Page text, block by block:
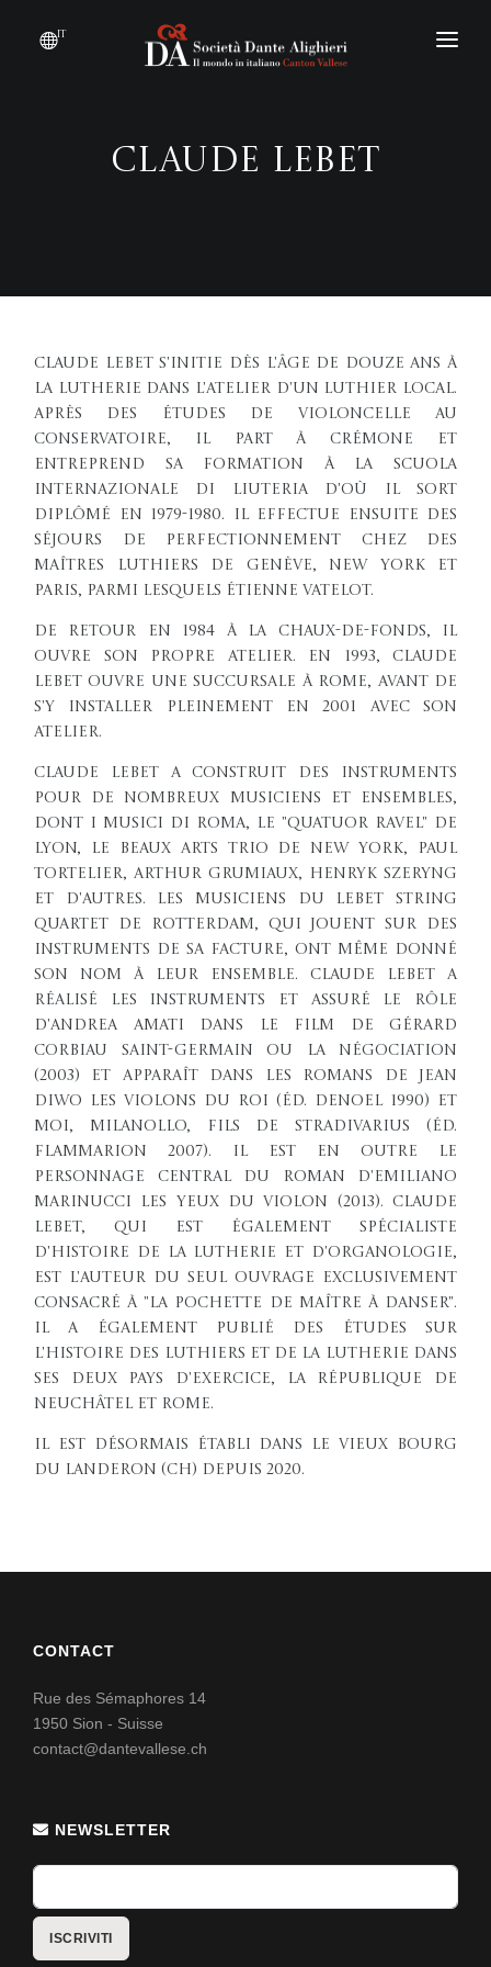
it
Claude Lebet
Claude Lebet s'initie dès l'âge de douze ans à
la lutherie dans l'atelier d'un luthier local.
Après des études de violoncelle au
Conservatoire, il part à Crémone et
entreprend sa formation à la Scuola
internazionale di liuteria d'où il sort
diplômé en 1979-1980. Il effectue ensuite des
séjours de perfectionnement chez des
maîtres luthiers de Genève, New York et
Paris, parmi lesquels Étienne Vatelot.
De retour en 1984 à La Chaux-de-Fonds, il
ouvre son propre atelier. En 1993, Claude
Lebet ouvre une succursale à Rome, avant de
s'y installer pleinement en 2001 avec son
atelier.
Claude Lebet a construit des instruments
pour de nombreux musiciens et ensembles,
dont I Musici di Roma, le "Quatuor Ravel" de
Lyon, le Beaux Arts Trio de New York, Paul
Tortelier, Arthur Grumiaux, Henryk Szeryng
et d'autres. Les musiciens du Lebet String
Quartet de Rotterdam, qui jouent sur des
instruments de sa facture, ont même donné
son nom à leur ensemble. Claude Lebet a
réalisé les instruments et assuré le rôle
d'Andrea Amati dans le film de Gérard
Corbiau Saint-Germain ou la Négociation
(2003) et apparaît dans les romans de Jean
Diwo Les Violons du Roi (éd. Denoel 1990) et
Moi, Milanollo, Fils de Stradivarius (éd.
Flammarion 2007). Il est en outre le
personnage central du roman d'Emiliano
Marinucci Les Yeux du Violon (2013). Claude
Lebet, qui est également spécialiste
d'histoire de la lutherie et d'organologie,
est l'auteur du seul ouvrage exclusivement
consacré à "la pochette de maître à danser".
Il a également publié des études sur
l'histoire des luthiers et de la lutherie dans
ses deux pays d'exercice, la république de
Neuchâtel et Rome. ​
Il est désormais établi dans le vieux bourg
du Landeron (CH) depuis 2020.
CONTACT
Rue des Sémaphores 14
1950 Sion - Suisse
contact@dantevallese.ch
NEWSLETTER